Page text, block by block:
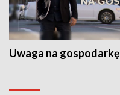
Uwaga na gospodarkę